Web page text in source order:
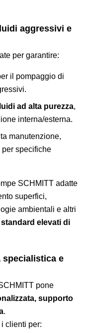
aggressivi e
per garantire:
il pompaggio di
ad alta purezza,
interna/esterna.
manutenzione,
specifiche
SCHMITT adatte
superfici,
ambientali e altri
standard elevati di
specialistica e
pone
supporto
.
clienti per: